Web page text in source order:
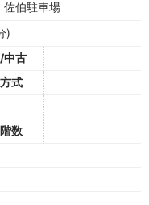
伯駐車場
)
中古
式
数